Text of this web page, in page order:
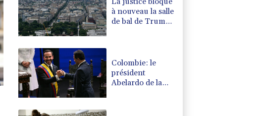
à nouveau la salle
de bal de Trump,
Colombie: le
président
Abelardo de la